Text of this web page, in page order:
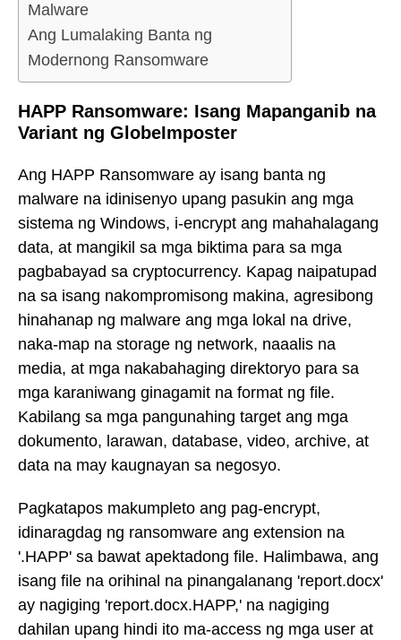
Malware
Ang Lumalaking Banta ng
Modernong Ransomware
HAPP Ransomware: Isang Mapanganib na
Variant ng GlobeImposter
Ang HAPP Ransomware ay isang banta ng
malware na idinisenyo upang pasukin ang mga
sistema ng Windows, i-encrypt ang mahahalagang
data, at mangikil sa mga biktima para sa mga
pagbabayad sa cryptocurrency. Kapag naipatupad
na sa isang nakompromisong makina, agresibong
hinahanap ng malware ang mga lokal na drive,
naka-map na storage ng network, naaalis na
media, at mga nakabahaging direktoryo para sa
mga karaniwang ginagamit na format ng file.
Kabilang sa mga pangunahing target ang mga
dokumento, larawan, database, video, archive, at
data na may kaugnayan sa negosyo.
Pagkatapos makumpleto ang pag-encrypt,
idinaragdag ng ransomware ang extension na
'.HAPP' sa bawat apektadong file. Halimbawa, ang
isang file na orihinal na pinangalanang 'report.docx'
ay nagiging 'report.docx.HAPP,' na nagiging
dahilan upang hindi ito ma-access ng mga user at